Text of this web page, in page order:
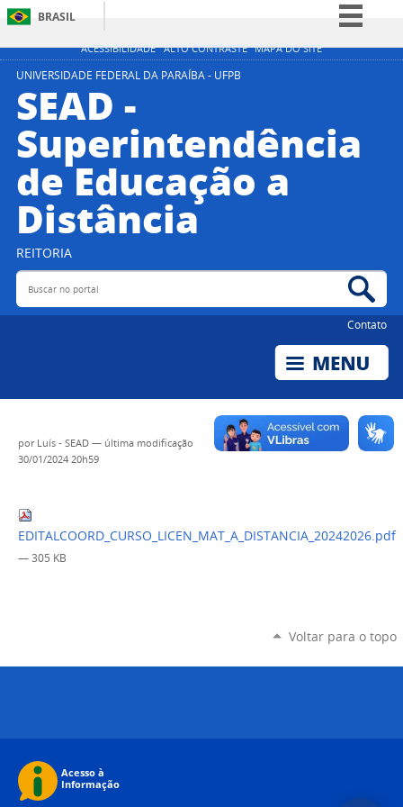
ACESSIBILIDADE ALTO CONTRASTE MAPA DO SITE
BRASIL
Simplifique!
Acesso à informação
Legislação
Canais
UNIVERSIDADE FEDERAL DA PARAÍBA - UFPB
SEAD -
Superintendência
de Educação a
Distância
REITORIA
Buscar no portal
Contato
por Luís - SEAD — última modificação
30/01/2024 20h59
EDITALCOORD_CURSO_LICEN_MAT_A_DISTANCIA_20242026.pdf
— 305 KB
Voltar para o topo